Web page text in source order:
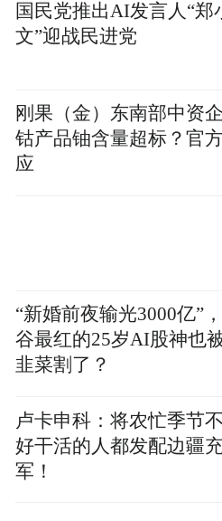
国民党推出AI发言人“郑
文”迎战民进党
刚果（金）东南部中资
钴产品铀含量超标？官
应
“新婚前夜输光3000亿”
谷最红的25岁AI股神也
韭菜割了？
卢卡申科：将农忙季节
好干活的人都发配边疆
军！